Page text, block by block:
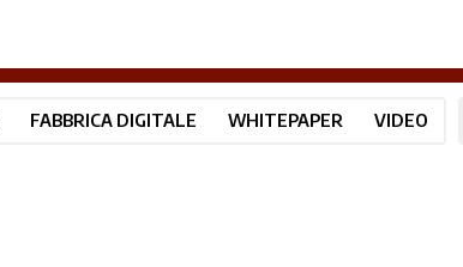
FABBRICA DIGITALE WHITEPAPER VIDEO